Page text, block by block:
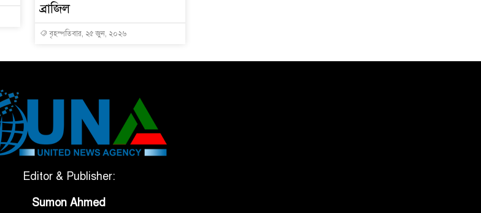
ব্রাজিল
বৃহস্পতিবার, ২৫ জুন, ২০২৬
Editor & Publisher:
Sumon Ahmed